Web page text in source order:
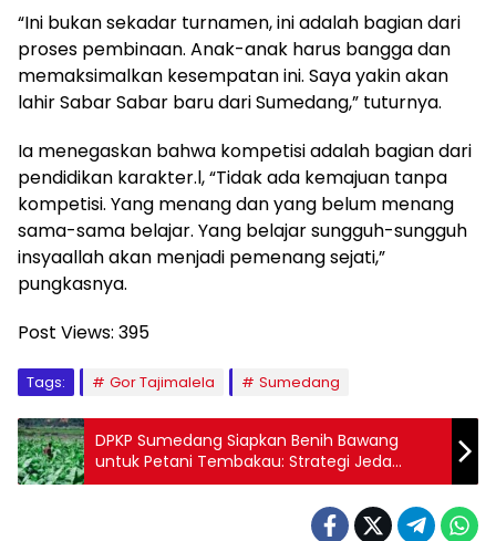
“Ini bukan sekadar turnamen, ini adalah bagian dari
proses pembinaan. Anak-anak harus bangga dan
memaksimalkan kesempatan ini. Saya yakin akan
lahir Sabar Sabar baru dari Sumedang,” tuturnya.
Ia menegaskan bahwa kompetisi adalah bagian dari
pendidikan karakter.l, “Tidak ada kemajuan tanpa
kompetisi. Yang menang dan yang belum menang
sama-sama belajar. Yang belajar sungguh-sungguh
insyaallah akan menjadi pemenang sejati,”
pungkasnya.
Post Views: 395
Tags: Gor Tajimalela Sumedang
DPKP Sumedang Siapkan Benih Bawang
untuk Petani Tembakau: Strategi Jeda
Musim Tanam